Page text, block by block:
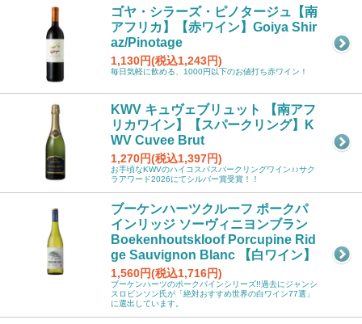
ゴヤ・シラーズ・ピノタージュ【南
アフリカ】【赤ワイン】Goiya Shir
az/Pinotage
1,130円(税込1,243円)
毎日気軽に飲める、1000円以下のお値打ち赤ワイン！
KWV キュヴェブリュット 【南アフ
リカワイン】【スパークリング】K
WV Cuvee Brut
1,270円(税込1,397円)
お手頃なKWVのハイコスパスパークリングワイン♪♪サク
ラアワード2026にてシルバー賞受賞！！
ブーケンハーツクルーフ ポークパ
インリッジ ソーヴィニヨンブラン
Boekenhoutskloof Porcupine Rid
ge Sauvignon Blanc 【白ワイン】
1,560円(税込1,716円)
ブーケンハーツのポークパインシリーズ!!過去にジャンシ
スロビンソン氏が「絶対おすすめ世界の白ワイン77選」
に選出しています。